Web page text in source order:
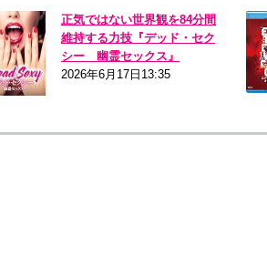
正気ではない世界観を84分間
維持する力技『デッド・セク
シー 幽霊セックス』
2026年6月17日13:35